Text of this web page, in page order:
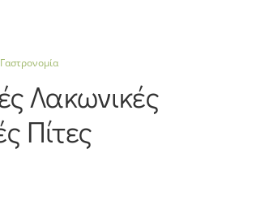
Γαστρονομία
Λακωνικές
Πίτες